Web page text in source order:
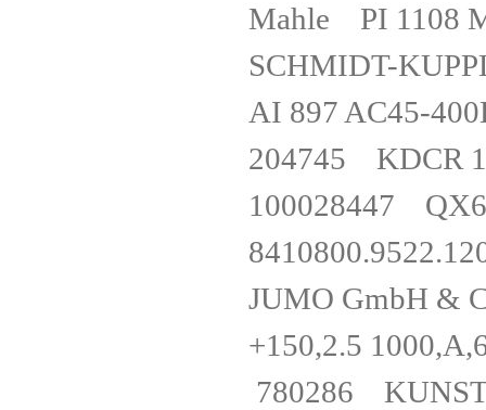
Mahle PI 1108
SCHMIDT-
AI 897 AC45-
204745
100028447
JUMO GmbH &
+150,2.5
780286